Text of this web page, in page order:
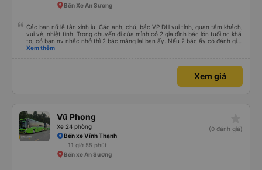
Bến Xe An Sương
Các bạn nữ lễ tân xinh iu. Các anh, chú, bác VP ĐH vui tính, quan tâm khách,
vui vẻ, nhiệt tình. Trong chuyến đi của mình có 2 gia đình bác lớn tuổi nc khá
to, có bạn nv nhắc nhở thì 2 bác mắng lại bạn ấy. Nếu 2 bác ấy có đánh giá
xấu thì mình ngược lại nha. Bạn ấy nhắc nhở rất đúng. 2 bác nói rất to. To
bạn ấy nha. Nếu bạn ấy bị trừ thì bảo bạn ấy liên hệ sđt của mình, mình hỗ
trợ ạ. Số mình đuôi 666, chuyến ĐH-NT ngày 16/1. À các bạn nữ lễ tân xinh
iu còn đổi cho mình phòng đơn sang đôi xong còn note là (một mình) yêu
Xem thêm
Xem giá
Vũ Phong
Xe 24 phòng
(0 đánh giá)
Bến xe Vĩnh Thạnh
11 giờ 55 phút
Bến xe An Sương